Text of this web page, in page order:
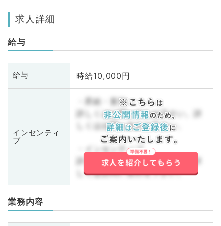
求人詳細
給与
給与 時給10,000円
インセンティ
ブ
・昇給・賞与
詳しくはお問い合わせ下さい。詳
しくはお問い合わせ下さい。
・インセンティブ
詳しくはお問い合わせ下さい。詳
しくはお問い合わせ下さい。
業務内容